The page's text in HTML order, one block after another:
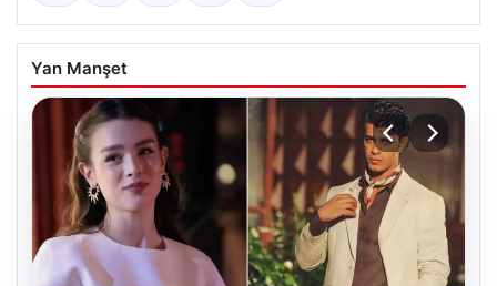
Yan Manşet